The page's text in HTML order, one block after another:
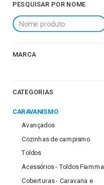
PESQUISAR POR NOME
MARCA
CATEGORIAS
CARAVANISMO
Avançados
Cozinhas de campismo
Toldos
Acessórios - Toldos Fiamma
Coberturas - Caravana e